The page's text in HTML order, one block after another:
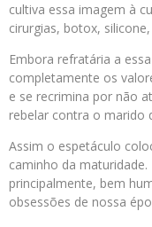
cultiva essa imagem à
cirurgias, botox,
Embora refratária a
completamente os
e se recrimina por não
rebelar contra o marido
Assim o espetáculo
caminho da
principalmente, bem
obsessões de nossa